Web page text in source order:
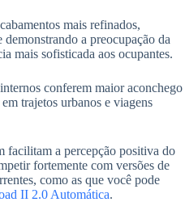
mais refinados,
demonstrando a preocupação da
mais sofisticada aos ocupantes.
conferem maior aconchego
trajetos urbanos e viagens
facilitam a percepção positiva do
fortemente com versões de
como as que você pode
II 2.0 Automática.